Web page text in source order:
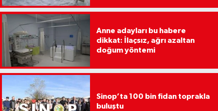
Anne adayları bu habere
dikkat: İlaçsız, ağrı azaltan
doğum yöntemi
Sinop’ta 100 bin fidan toprakla
buluştu